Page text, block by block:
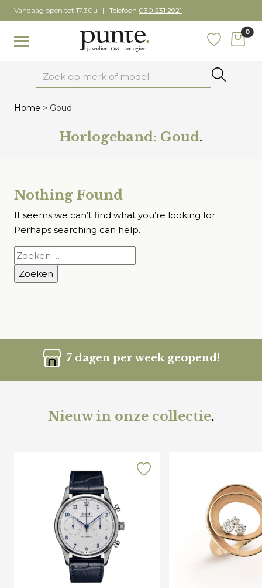
Skip
to
content
Vandaag open tot 17.30u Telefoon 030 231 2921
Toggle navigation
0
Home > Goud
Horlogeband: Goud.
Nothing Found
It seems we can’t find what you’re looking for.
Perhaps searching can help.
Zoeken
naar:
7 dagen per week geopend!
Nieuw in onze collectie.